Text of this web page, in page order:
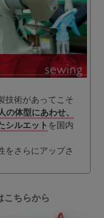
技術があってこそ
の体型にあわせ、
シルエット を国内
をさらにアップさ
こちらから